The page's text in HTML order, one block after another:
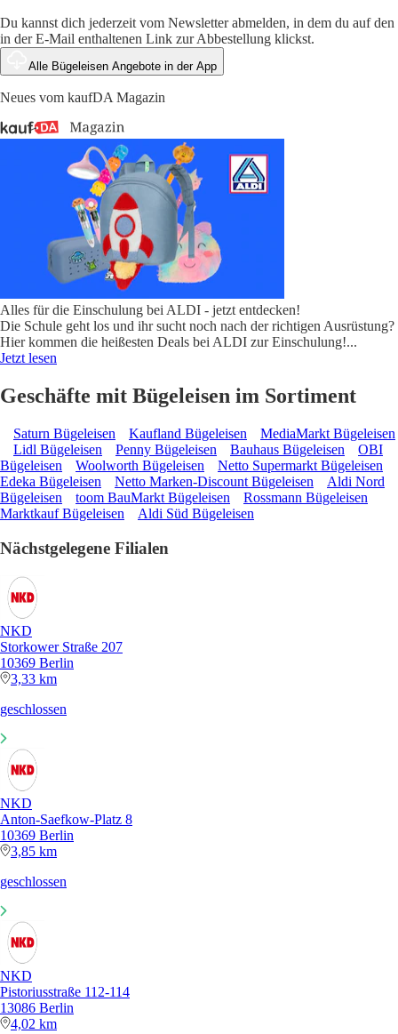
Du kannst dich jederzeit vom Newsletter abmelden, in dem du auf den
in der E-Mail enthaltenen Link zur Abbestellung klickst.
Alle Bügeleisen Angebote in der App
Neues vom kaufDA Magazin
Alles für die Einschulung bei ALDI - jetzt entdecken!
Die Schule geht los und ihr sucht noch nach der richtigen Ausrüstung?
Hier kommen die heißesten Deals bei ALDI zur Einschulung!...
Jetzt lesen
Geschäfte mit Bügeleisen im Sortiment
Saturn Bügeleisen Kaufland Bügeleisen
MediaMarkt Bügeleisen
Lidl Bügeleisen
Penny Bügeleisen Bauhaus Bügeleisen
OBI
Bügeleisen
Woolworth Bügeleisen
Netto Supermarkt Bügeleisen
Edeka Bügeleisen
Netto Marken-Discount Bügeleisen
Aldi Nord
Bügeleisen
toom BauMarkt Bügeleisen
Rossmann Bügeleisen
Marktkauf Bügeleisen
Aldi Süd Bügeleisen
Nächstgelegene Filialen
NKD
Storkower Straße 207
10369 Berlin
3,33 km
geschlossen
NKD
Anton-Saefkow-Platz 8
10369 Berlin
3,85 km
geschlossen
NKD
Pistoriusstraße 112-114
13086 Berlin
4,02 km